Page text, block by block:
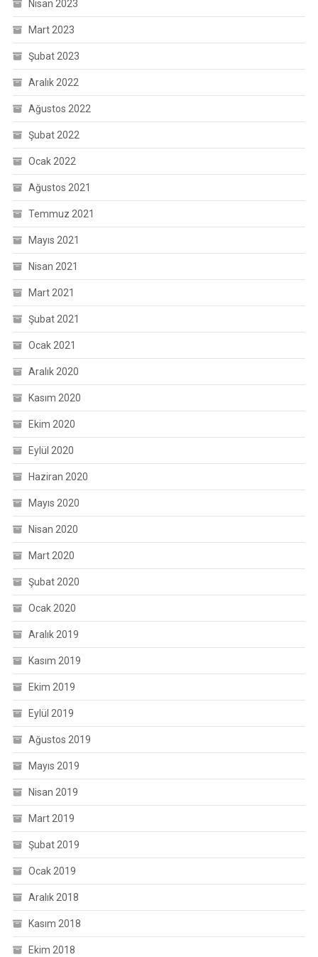
Nisan 2023
Mart 2023
Şubat 2023
Aralık 2022
Ağustos 2022
Şubat 2022
Ocak 2022
Ağustos 2021
Temmuz 2021
Mayıs 2021
Nisan 2021
Mart 2021
Şubat 2021
Ocak 2021
Aralık 2020
Kasım 2020
Ekim 2020
Eylül 2020
Haziran 2020
Mayıs 2020
Nisan 2020
Mart 2020
Şubat 2020
Ocak 2020
Aralık 2019
Kasım 2019
Ekim 2019
Eylül 2019
Ağustos 2019
Mayıs 2019
Nisan 2019
Mart 2019
Şubat 2019
Ocak 2019
Aralık 2018
Kasım 2018
Ekim 2018